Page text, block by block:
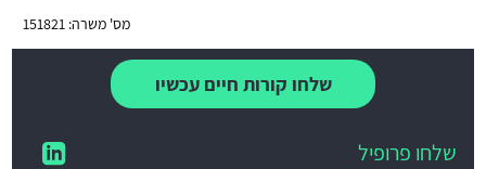
מס' משרה: 151821
שלחו קורות חיים עכשיו
שלחו פרופיל